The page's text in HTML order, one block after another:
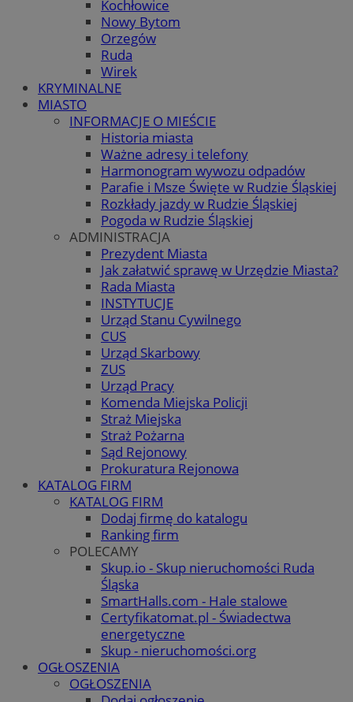
Kochłowice
Nowy Bytom
Orzegów
Ruda
Wirek
KRYMINALNE
MIASTO
INFORMACJE O MIEŚCIE
Historia miasta
Ważne adresy i telefony
Harmonogram wywozu odpadów
Parafie i Msze Święte w Rudzie Śląskiej
Rozkłady jazdy w Rudzie Śląskiej
Pogoda w Rudzie Śląskiej
ADMINISTRACJA
Prezydent Miasta
Jak załatwić sprawę w Urzędzie Miasta?
Rada Miasta
INSTYTUCJE
Urząd Stanu Cywilnego
CUS
Urząd Skarbowy
ZUS
Urząd Pracy
Komenda Miejska Policji
Straż Miejska
Straż Pożarna
Sąd Rejonowy
Prokuratura Rejonowa
KATALOG FIRM
KATALOG FIRM
Dodaj firmę do katalogu
Ranking firm
POLECAMY
Skup.io - Skup nieruchomości Ruda
Śląska
SmartHalls.com - Hale stalowe
Certyfikatomat.pl - Świadectwa
energetyczne
Skup - nieruchomości.org
OGŁOSZENIA
OGŁOSZENIA